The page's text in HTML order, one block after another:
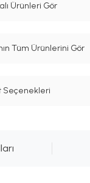
Ürünleri Gör
Tüm Ürünlerini Gör
Seçenekleri